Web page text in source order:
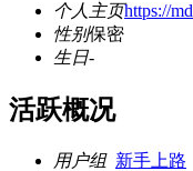
个人主页https://
性别保密
生日-
活跃概况
用户组 新手上路